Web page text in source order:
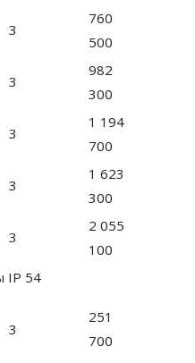
3
760
500
3
982
300
3
1 194
700
3
1 623
300
3
2 055
100
IP 54
3
251
700